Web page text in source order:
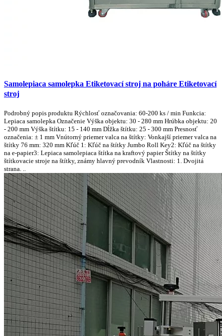
Samolepiaca samolepka Etiketovací stroj na poháre Etiketovací
stroj
Podrobný popis produktu Rýchlosť označovania: 60-200 ks / min Funkcia:
Lepiaca samolepka Označenie Výška objektu: 30 - 280 mm Hrúbka objektu: 20
- 200 mm Výška štítku: 15 - 140 mm Dĺžka štítku: 25 - 300 mm Presnosť
označenia: ± 1 mm Vnútorný priemer valca na štítky: Vonkajší priemer valca na
štítky 76 mm: 320 mm Kľúč 1: Kľúč na štítky Jumbo Roll Key2: Kľúč na štítky
na e-papier3: Lepiaca samolepiaca štítka na kraftový papier Štítky na štítky
štítkovacie stroje na štítky, známy hlavný prevodník Vlastnosti: 1. Dvojitá
strana. ..